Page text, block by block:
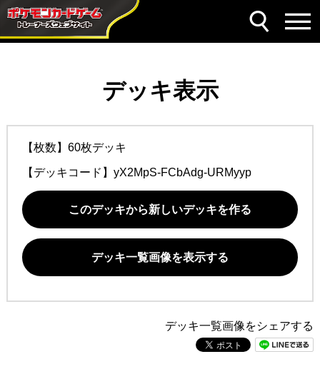
デッキ表示
【枚数】60枚デッキ
【デッキコード】 yX2MpS-FCbAdg-URMyyp
このデッキから新しいデッキを作る
デッキ一覧画像を表示する
デッキ一覧画像をシェアする